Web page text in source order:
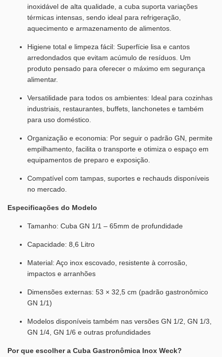
inoxidável de alta qualidade, a cuba suporta variações
térmicas intensas, sendo ideal para refrigeração,
aquecimento e armazenamento de alimentos.
Higiene total e limpeza fácil: Superfície lisa e cantos
arredondados que evitam acúmulo de resíduos. Um
produto pensado para oferecer o máximo em segurança
alimentar.
Versatilidade para todos os ambientes: Ideal para cozinhas
industriais, restaurantes, buffets, lanchonetes e também
para uso doméstico.
Organização e economia: Por seguir o padrão GN, permite
empilhamento, facilita o transporte e otimiza o espaço em
equipamentos de preparo e exposição.
Compatível com tampas, suportes e rechauds disponíveis
no mercado.
Especificações do Modelo
Tamanho: Cuba GN 1/1 – 65mm de profundidade
Capacidade: 8,6 Litro
Material: Aço inox escovado, resistente à corrosão,
impactos e arranhões
Dimensões externas: 53 × 32,5 cm (padrão gastronômico
GN 1/1)
Modelos disponíveis também nas versões GN 1/2, GN 1/3,
GN 1/4, GN 1/6 e outras profundidades
Por que escolher a Cuba Gastronômica Inox Weck?